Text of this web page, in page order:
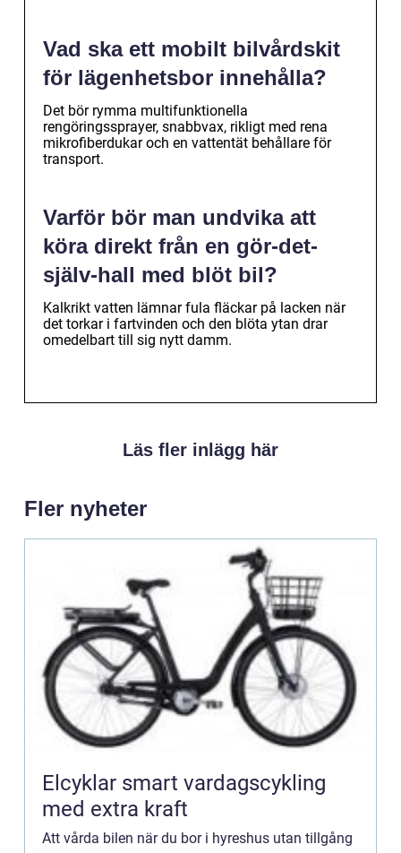
Vad ska ett mobilt bilvårdskit
för lägenhetsbor innehålla?
Det bör rymma multifunktionella
rengöringssprayer, snabbvax, rikligt med rena
mikrofiberdukar och en vattentät behållare för
transport.
Varför bör man undvika att
köra direkt från en gör-det-
själv-hall med blöt bil?
Kalkrikt vatten lämnar fula fläckar på lacken när
det torkar i fartvinden och den blöta ytan drar
omedelbart till sig nytt damm.
Läs fler inlägg här
Fler nyheter
Elcyklar smart vardagscykling
med extra kraft
Att vårda bilen när du bor i hyreshus utan tillgång